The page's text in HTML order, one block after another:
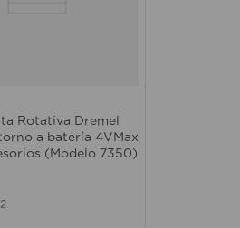
Rotativa Dremel
a batería 4VMax
(Modelo 7350)